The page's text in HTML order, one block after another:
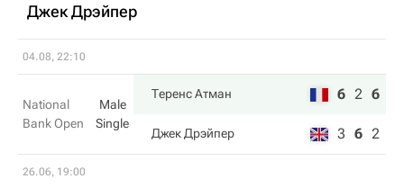
Джек Дрэйпер
04.08, 22:10
National
Bank Open
Male
Single
Теренс Атман 6 2 6
Джек Дрэйпер 3 6 2
26.06, 19:00